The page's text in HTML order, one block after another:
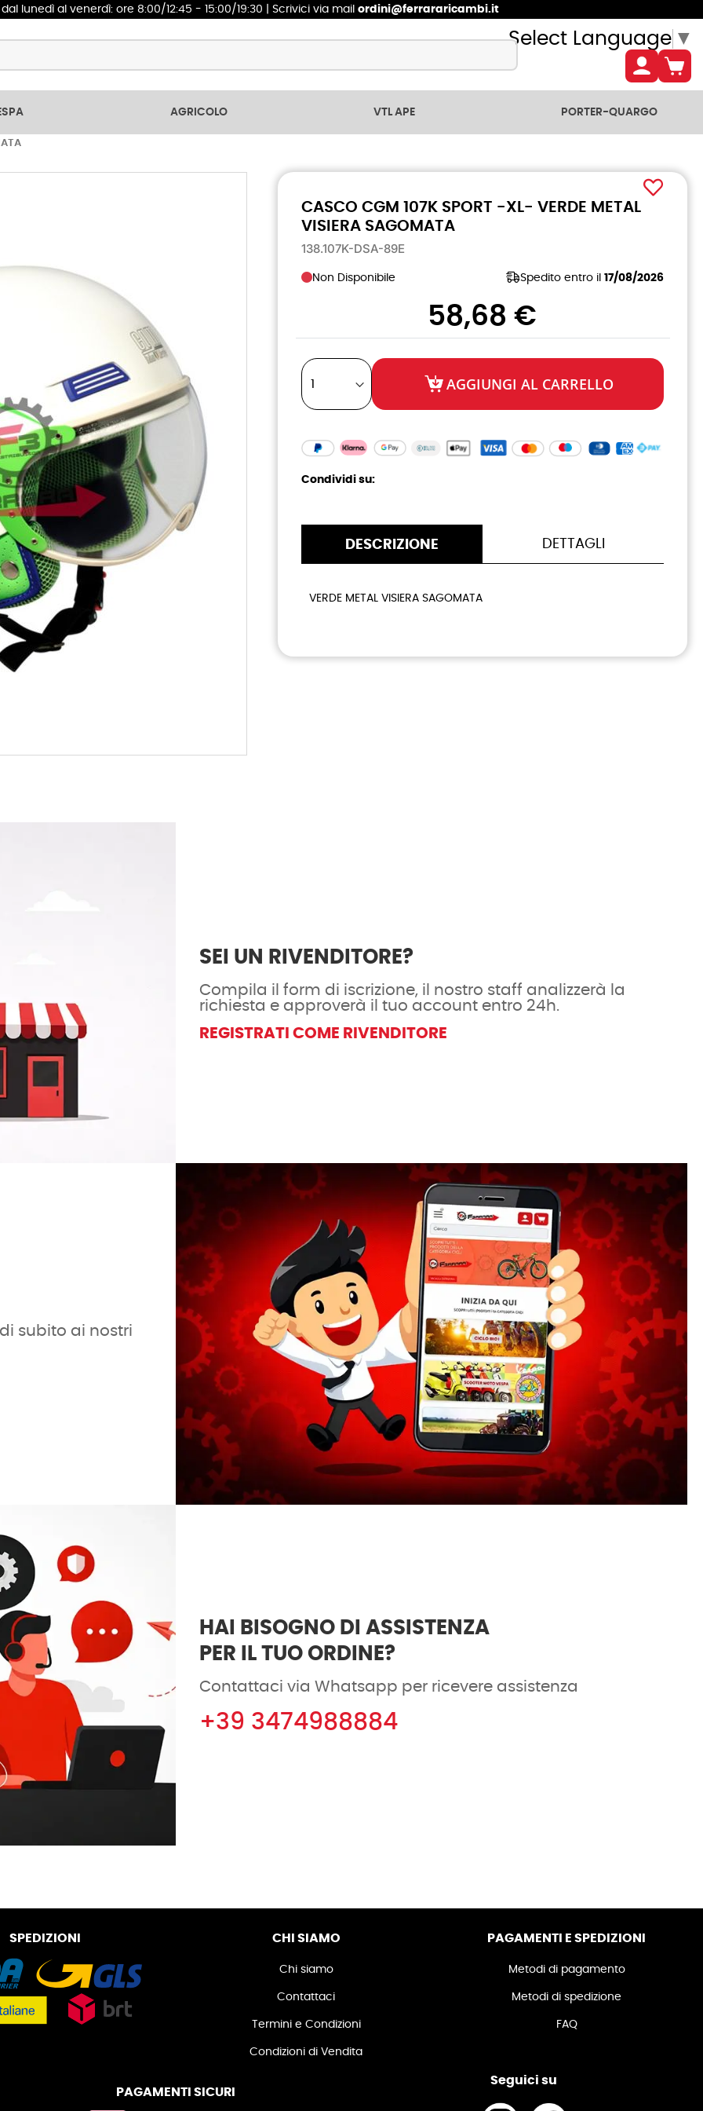
dal lunedì al venerdì: ore 8:00/12:45 - 15:00/19:30 | Scrivici via mail ordini@ferrararicambi.it
Select Language ▼
AGRICOLO VTL APE PORTER-QUARGO
CASCO CGM 107K SPORT -XL- VERDE METAL
VISIERA SAGOMATA
138.107K-DSA-89E
Non Disponibile Spedito entro il 17/08/2026
58,68 €
AGGIUNGI AL CARRELLO
Condividi su:
DESCRIZIONE
VERDE METAL VISIERA SAGOMATA
DETTAGLI
SEI UN RIVENDITORE?
Compila il form di iscrizione, il nostro staff analizzerà la
richiesta e approverà il tuo account entro 24h.
REGISTRATI COME RIVENDITORE
subito ai nostri
HAI BISOGNO DI ASSISTENZA
PER IL TUO ORDINE?
Contattaci via Whatsapp per ricevere assistenza
+39 3474988884
SPEDIZIONI CHI SIAMO
Chi siamo
Contattaci
Termini e Condizioni
Condizioni di Vendita
PAGAMENTI E SPEDIZIONI
Metodi di pagamento
Metodi di spedizione
FAQ
PAGAMENTI SICURI
Seguici su